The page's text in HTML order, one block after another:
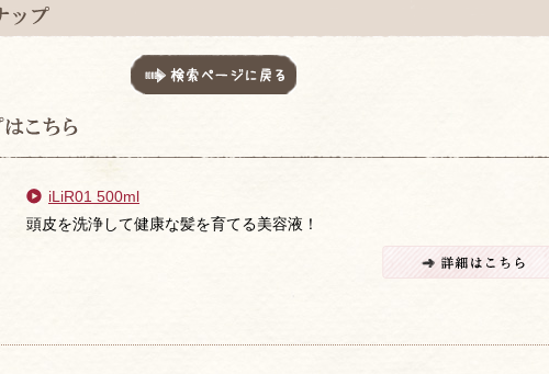
iLiR01 500ml
頭皮を洗浄して健康な髪を育てる美容液！